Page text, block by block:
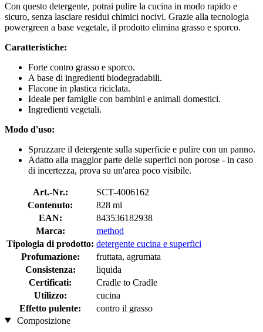
Con questo detergente, potrai pulire la cucina in modo rapido e
sicuro, senza lasciare residui chimici nocivi. Grazie alla tecnologia
powergreen a base vegetale, il prodotto elimina grasso e sporco.
Caratteristiche:
Forte contro grasso e sporco.
A base di ingredienti biodegradabili.
Flacone in plastica riciclata.
Ideale per famiglie con bambini e animali domestici.
Ingredienti vegetali.
Modo d'uso:
Spruzzare il detergente sulla superficie e pulire con un panno.
Adatto alla maggior parte delle superfici non porose - in caso
di incertezza, prova su un'area poco visibile.
Art.-Nr.:
SCT-4006162
Contenuto:
828 ml
EAN:
843536182938
Marca:
method
Tipologia di prodotto: detergente cucina e superfici
Profumazione:
fruttata, agrumata
Consistenza:
liquida
Certificati:
Cradle to Cradle
Utilizzo:
cucina
Effetto pulente:
contro il grasso
Composizione